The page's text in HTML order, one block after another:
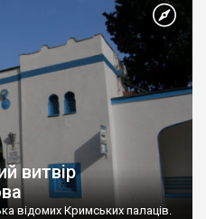
витвір
відомих Кримських палаців.